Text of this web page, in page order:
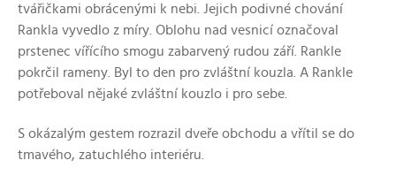
tvářičkami obrácenými k nebi. Jejich podivné chování
Rankla vyvedlo z míry. Oblohu nad vesnicí označoval
prstenec vířícího smogu zabarvený rudou září. Rankle
pokrčil rameny. Byl to den pro zvláštní kouzla. A Rankle
potřeboval nějaké zvláštní kouzlo i pro sebe.
S okázalým gestem rozrazil dveře obchodu a vřítil se do
tmavého, zatuchlého interiéru.